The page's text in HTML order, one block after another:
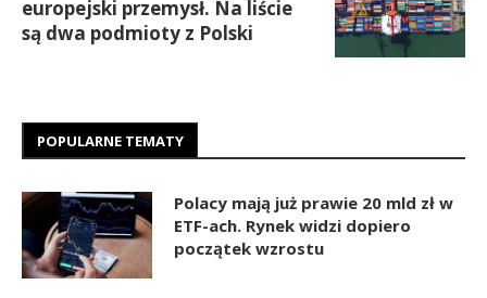
europejski przemysł. Na liście
są dwa podmioty z Polski
POPULARNE TEMATY
Polacy mają już prawie 20 mld zł w
ETF-ach. Rynek widzi dopiero
początek wzrostu